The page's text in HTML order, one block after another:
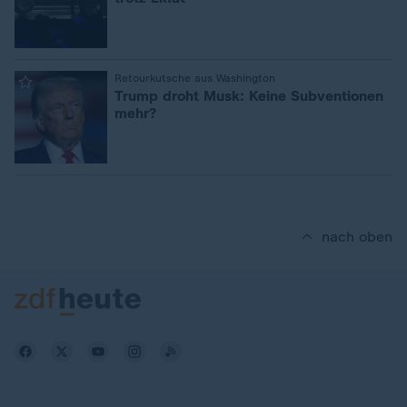
Retourkutsche aus Washington
Trump droht Musk: Keine Subventionen
mehr?
nach oben